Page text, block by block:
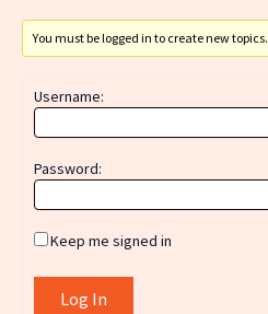
You must be logged in to create new topics.
Username:
Password:
Keep me signed in
Log In